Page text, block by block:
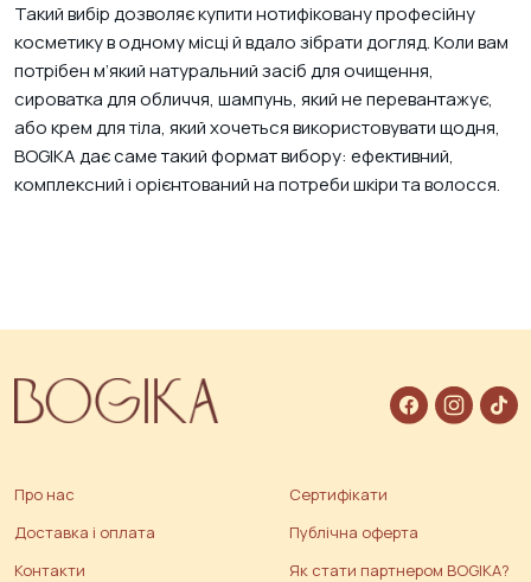
Такий вибір дозволяє купити нотифіковану професійну
косметику в одному місці й вдало зібрати догляд. Коли вам
потрібен м’який натуральний засіб для очищення,
сироватка для обличчя, шампунь, який не перевантажує,
або крем для тіла, який хочеться використовувати щодня,
BOGIKA дає саме такий формат вибору: ефективний,
комплексний і орієнтований на потреби шкіри та волосся.
Про нас
Доставка і оплата
Контакти
Сертифікати
Публічна оферта
Як стати партнером BOGIKA?